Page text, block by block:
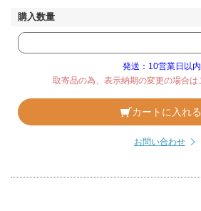
発送：10営業日以内
取寄品の為、表示納期の変更の場合は
カートに入れる
お問い合わせ